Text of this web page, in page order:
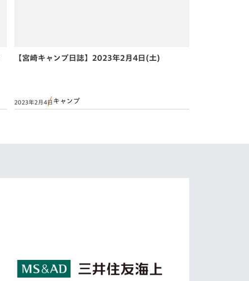
【宮崎キャンプ日誌】2023年2月4日(土)
2023年2月4日 キャンプ